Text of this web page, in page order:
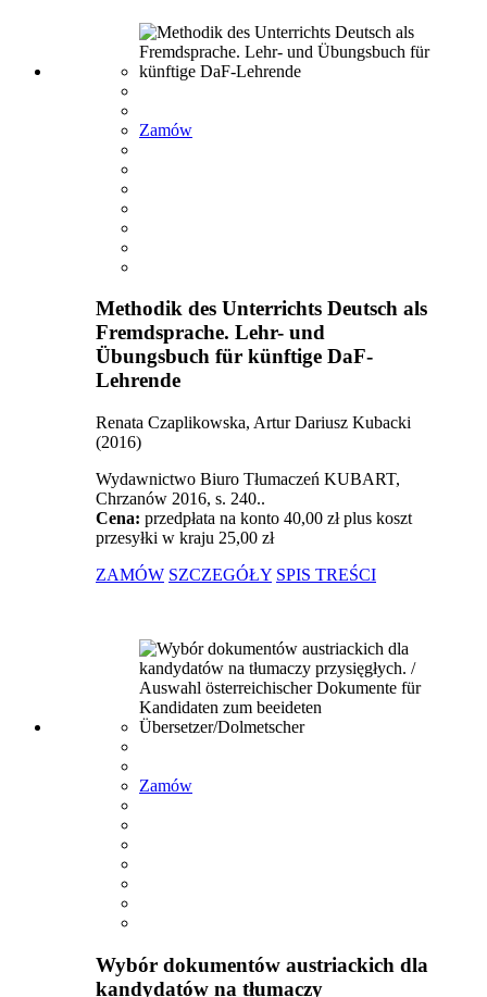
Zamów
Methodik des Unterrichts Deutsch als
Fremdsprache. Lehr- und
Übungsbuch für künftige DaF-
Lehrende
Renata Czaplikowska, Artur Dariusz Kubacki
(2016)
Wydawnictwo Biuro Tłumaczeń KUBART,
Chrzanów 2016, s. 240..
Cena: przedpłata na konto 40,00 zł plus koszt
przesyłki w kraju 25,00 zł
ZAMÓW SZCZEGÓŁY SPIS TREŚCI
Zamów
Wybór dokumentów austriackich dla
kandydatów na tłumaczy